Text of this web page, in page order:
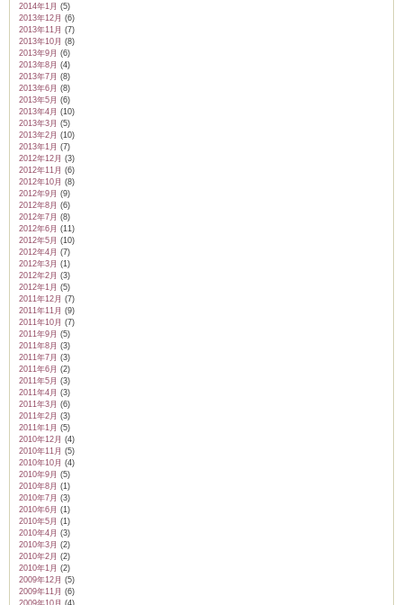
2014年1月 (5)
2013年12月 (6)
2013年11月 (7)
2013年10月 (8)
2013年9月 (6)
2013年8月 (4)
2013年7月 (8)
2013年6月 (8)
2013年5月 (6)
2013年4月 (10)
2013年3月 (5)
2013年2月 (10)
2013年1月 (7)
2012年12月 (3)
2012年11月 (6)
2012年10月 (8)
2012年9月 (9)
2012年8月 (6)
2012年7月 (8)
2012年6月 (11)
2012年5月 (10)
2012年4月 (7)
2012年3月 (1)
2012年2月 (3)
2012年1月 (5)
2011年12月 (7)
2011年11月 (9)
2011年10月 (7)
2011年9月 (5)
2011年8月 (3)
2011年7月 (3)
2011年6月 (2)
2011年5月 (3)
2011年4月 (3)
2011年3月 (6)
2011年2月 (3)
2011年1月 (5)
2010年12月 (4)
2010年11月 (5)
2010年10月 (4)
2010年9月 (5)
2010年8月 (1)
2010年7月 (3)
2010年6月 (1)
2010年5月 (1)
2010年4月 (3)
2010年3月 (2)
2010年2月 (2)
2010年1月 (2)
2009年12月 (5)
2009年11月 (6)
2009年10月 (4)